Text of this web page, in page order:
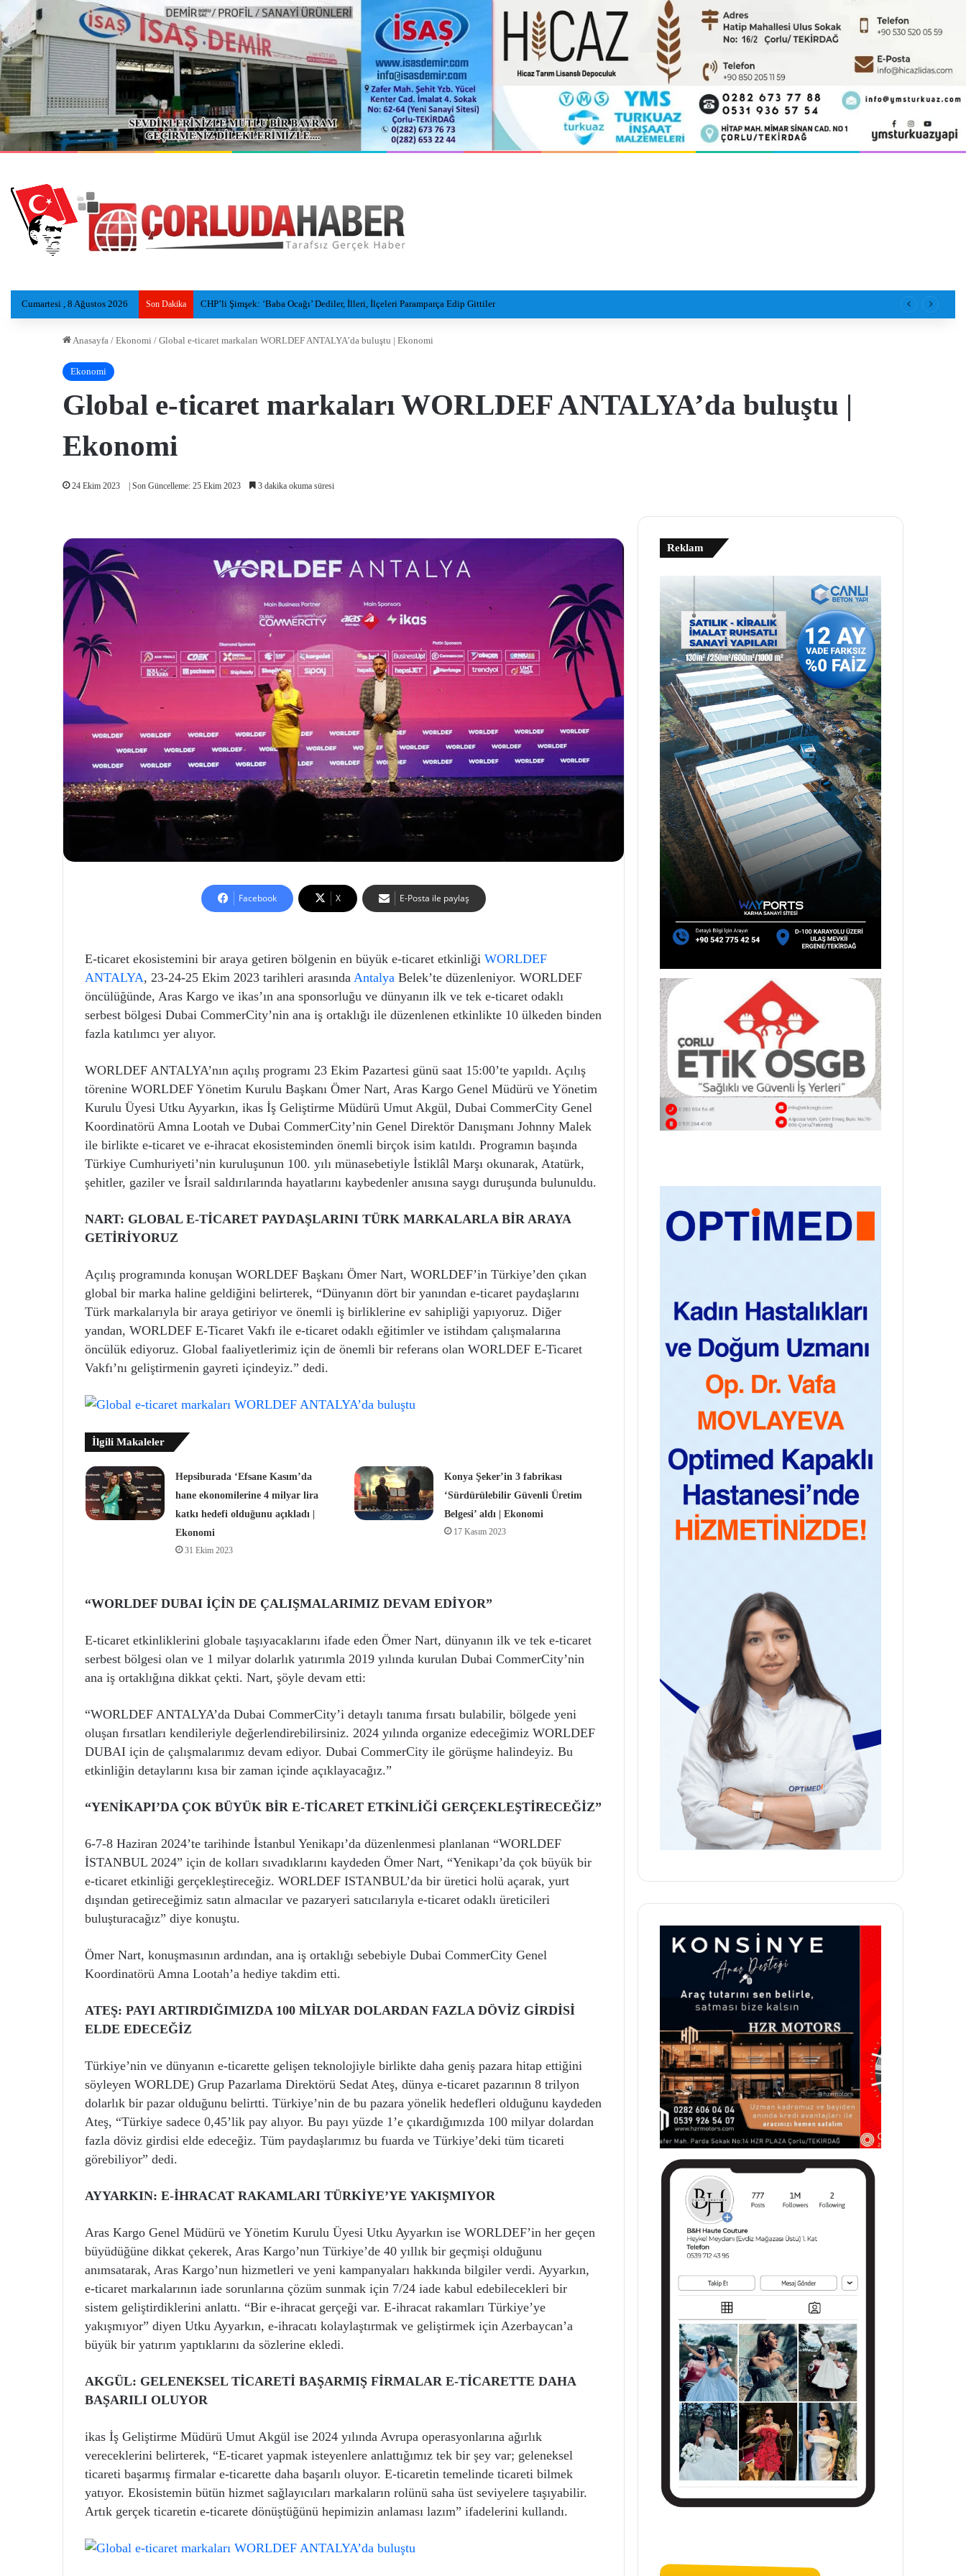
Cumartesi , 8 Ağustos 2026 Son Dakika CHP’li Şimşek: ‘Baba Ocağı’ Dediler, İlleri, İlçeleri Paramparça Edip Gittiler
Anasayfa / Ekonomi / Global e-ticaret markaları WORLDEF ANTALYA’da buluştu | Ekonomi
Ekonomi
Global e-ticaret markaları WORLDEF ANTALYA’da buluştu |
Ekonomi
24 Ekim 2023 | Son Güncelleme: 25 Ekim 2023 3 dakika okuma süresi
Facebook X E-Posta ile paylaş
E-ticaret ekosistemini bir araya getiren bölgenin en büyük e-ticaret etkinliği WORLDEF
ANTALYA, 23-24-25 Ekim 2023 tarihleri arasında Antalya Belek’te düzenleniyor. WORLDEF
öncülüğünde, Aras Kargo ve ikas’ın ana sponsorluğu ve dünyanın ilk ve tek e-ticaret odaklı
serbest bölgesi Dubai CommerCity’nin ana iş ortaklığı ile düzenlenen etkinlikte 10 ülkeden binden
fazla katılımcı yer alıyor.
WORLDEF ANTALYA’nın açılış programı 23 Ekim Pazartesi günü saat 15:00’te yapıldı. Açılış
törenine WORLDEF Yönetim Kurulu Başkanı Ömer Nart, Aras Kargo Genel Müdürü ve Yönetim
Kurulu Üyesi Utku Ayyarkın, ikas İş Geliştirme Müdürü Umut Akgül, Dubai CommerCity Genel
Koordinatörü Amna Lootah ve Dubai CommerCity’nin Genel Direktör Danışmanı Johnny Malek
ile birlikte e-ticaret ve e-ihracat ekosisteminden önemli birçok isim katıldı. Programın başında
Türkiye Cumhuriyeti’nin kuruluşunun 100. yılı münasebetiyle İstiklâl Marşı okunarak, Atatürk,
şehitler, gaziler ve İsrail saldırılarında hayatlarını kaybedenler anısına saygı duruşunda bulunuldu.
NART: GLOBAL E-TİCARET PAYDAŞLARINI TÜRK MARKALARLA BİR ARAYA
GETİRİYORUZ
Açılış programında konuşan WORLDEF Başkanı Ömer Nart, WORLDEF’in Türkiye’den çıkan
global bir marka haline geldiğini belirterek, “Dünyanın dört bir yanından e-ticaret paydaşlarını
Türk markalarıyla bir araya getiriyor ve önemli iş birliklerine ev sahipliği yapıyoruz. Diğer
yandan, WORLDEF E-Ticaret Vakfı ile e-ticaret odaklı eğitimler ve istihdam çalışmalarına
öncülük ediyoruz. Global faaliyetlerimiz için de önemli bir referans olan WORLDEF E-Ticaret
Vakfı’nı geliştirmenin gayreti içindeyiz.” dedi.
İlgili Makaleler
Hepsiburada ‘Efsane Kasım’da
hane ekonomilerine 4 milyar lira
katkı hedefi olduğunu açıkladı |
Ekonomi
31 Ekim 2023
Konya Şeker’in 3 fabrikası
‘Sürdürülebilir Güvenli Üretim
Belgesi’ aldı | Ekonomi
17 Kasım 2023
“WORLDEF DUBAI İÇİN DE ÇALIŞMALARIMIZ DEVAM EDİYOR”
E-ticaret etkinliklerini globale taşıyacaklarını ifade eden Ömer Nart, dünyanın ilk ve tek e-ticaret
serbest bölgesi olan ve 1 milyar dolarlık yatırımla 2019 yılında kurulan Dubai CommerCity’nin
ana iş ortaklığına dikkat çekti. Nart, şöyle devam etti:
“WORLDEF ANTALYA’da Dubai CommerCity’i detaylı tanıma fırsatı bulabilir, bölgede yeni
oluşan fırsatları kendileriyle değerlendirebilirsiniz. 2024 yılında organize edeceğimiz WORLDEF
DUBAI için de çalışmalarımız devam ediyor. Dubai CommerCity ile görüşme halindeyiz. Bu
etkinliğin detaylarını kısa bir zaman içinde açıklayacağız.”
“YENİKAPI’DA ÇOK BÜYÜK BİR E-TİCARET ETKİNLİĞİ GERÇEKLEŞTİRECEĞİZ”
6-7-8 Haziran 2024’te tarihinde İstanbul Yenikapı’da düzenlenmesi planlanan “WORLDEF
İSTANBUL 2024” için de kolları sıvadıklarını kaydeden Ömer Nart, “Yenikapı’da çok büyük bir
e-ticaret etkinliği gerçekleştireceğiz. WORLDEF ISTANBUL’da bir üretici holü açarak, yurt
dışından getireceğimiz satın almacılar ve pazaryeri satıcılarıyla e-ticaret odaklı üreticileri
buluşturacağız” diye konuştu.
Ömer Nart, konuşmasının ardından, ana iş ortaklığı sebebiyle Dubai CommerCity Genel
Koordinatörü Amna Lootah’a hediye takdim etti.
ATEŞ: PAYI ARTIRDIĞIMIZDA 100 MİLYAR DOLARDAN FAZLA DÖVİZ GİRDİSİ
ELDE EDECEĞİZ
Türkiye’nin ve dünyanın e-ticarette gelişen teknolojiyle birlikte daha geniş pazara hitap ettiğini
söyleyen WORLDE) Grup Pazarlama Direktörü Sedat Ateş, dünya e-ticaret pazarının 8 trilyon
dolarlık bir pazar olduğunu belirtti. Türkiye’nin de bu pazara yönelik hedefleri olduğunu kaydeden
Ateş, “Türkiye sadece 0,45’lik pay alıyor. Bu payı yüzde 1’e çıkardığımızda 100 milyar dolardan
fazla döviz girdisi elde edeceğiz. Tüm paydaşlarımız bu fuarda ve Türkiye’deki tüm ticareti
görebiliyor” dedi.
AYYARKIN: E-İHRACAT RAKAMLARI TÜRKİYE’YE YAKIŞMIYOR
Aras Kargo Genel Müdürü ve Yönetim Kurulu Üyesi Utku Ayyarkın ise WORLDEF’in her geçen
büyüdüğüne dikkat çekerek, Aras Kargo’nun Türkiye’de 40 yıllık bir geçmişi olduğunu
anımsatarak, Aras Kargo’nun hizmetleri ve yeni kampanyaları hakkında bilgiler verdi. Ayyarkın,
e-ticaret markalarının iade sorunlarına çözüm sunmak için 7/24 iade kabul edebilecekleri bir
sistem geliştirdiklerini anlattı. “Bir e-ihracat gerçeği var. E-ihracat rakamları Türkiye’ye
yakışmıyor” diyen Utku Ayyarkın, e-ihracatı kolaylaştırmak ve geliştirmek için Azerbaycan’a
büyük bir yatırım yaptıklarını da sözlerine ekledi.
AKGÜL: GELENEKSEL TİCARETİ BAŞARMIŞ FİRMALAR E-TİCARETTE DAHA
BAŞARILI OLUYOR
ikas İş Geliştirme Müdürü Umut Akgül ise 2024 yılında Avrupa operasyonlarına ağırlık
vereceklerini belirterek, “E-ticaret yapmak isteyenlere anlattığımız tek bir şey var; geleneksel
ticareti başarmış firmalar e-ticarette daha başarılı oluyor. E-ticaretin temelinde ticareti bilmek
yatıyor. Ekosistemin bütün hizmet sağlayıcıları markaların rolünü saha üst seviyelere taşıyabilir.
Artık gerçek ticaretin e-ticarete dönüştüğünü hepimizin anlaması lazım” ifadelerini kullandı.
Reklam